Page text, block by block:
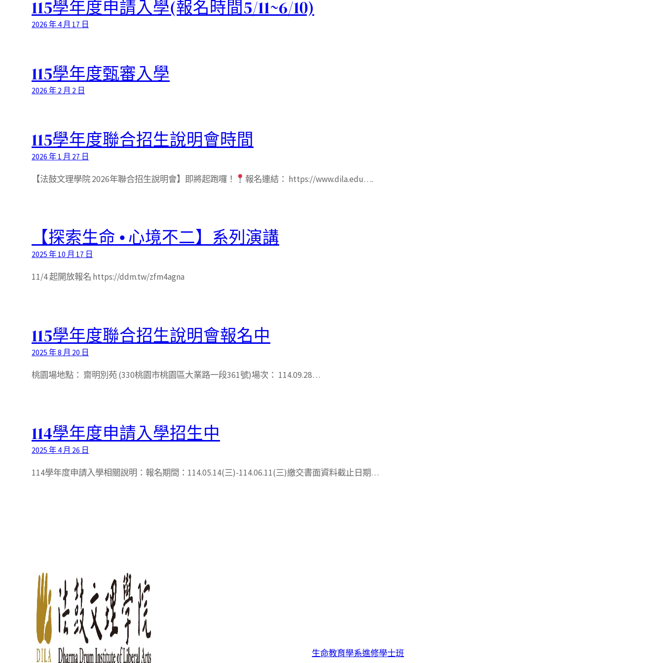
115學年度申請入學(報名時間5/11~6/10)
2026 年 4 月 17 日
115學年度甄審入學
2026 年 2 月 2 日
115學年度聯合招生說明會時間
2026 年 1 月 27 日
【法鼓文理學院 2026年聯合招生說明會】即將起跑囉！ 報名連結： https://www.dila.edu….
【探索生命 ⦁ 心境不二】系列演講
2025 年 10 月 17 日
11/4 起開放報名 https://ddm.tw/zfm4agna
115學年度聯合招生說明會報名中
2025 年 8 月 20 日
桃園場地點： 齋明別苑 (330桃園市桃園區大業路一段361號)場次： 114.09.28…
114學年度申請入學招生中
2025 年 4 月 26 日
114學年度申請入學相關說明：報名期間：114.05.14(三)-114.06.11(三)繳交書面資料截止日期…
生命教育學系進修學士班